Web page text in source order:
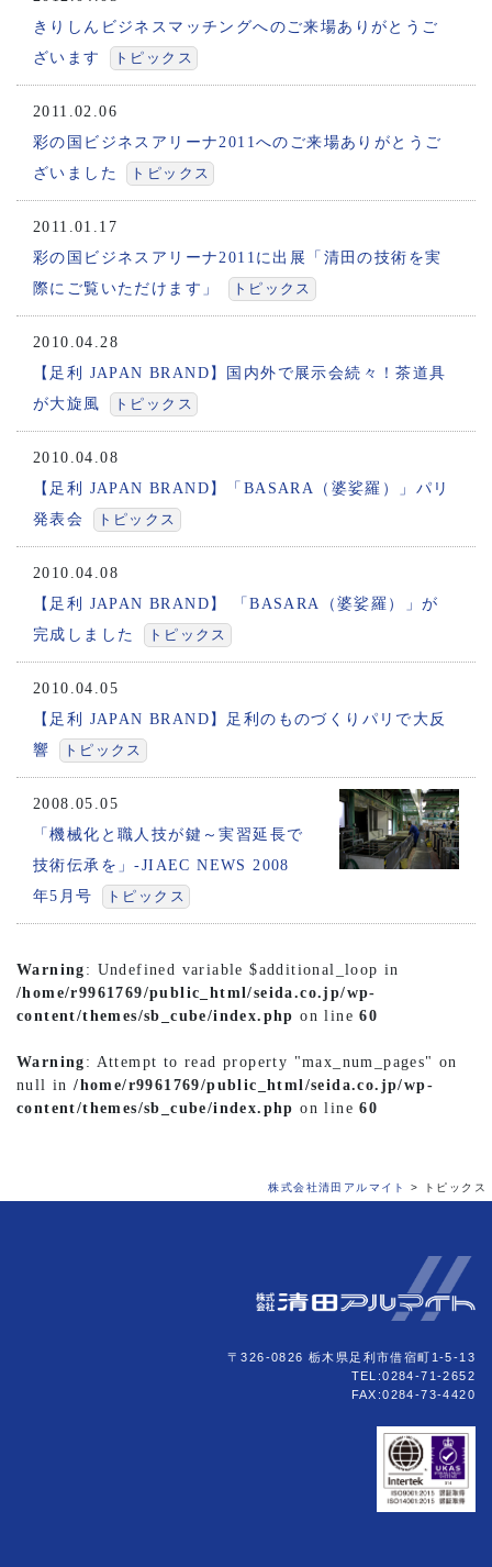
きりしんビジネスマッチングへのご来場ありがとうご
ざいます
トピックス
2011.02.06
彩の国ビジネスアリーナ2011へのご来場ありがとうご
ざいました
トピックス
2011.01.17
彩の国ビジネスアリーナ2011に出展「清田の技術を実
際にご覧いただけます」
トピックス
2010.04.28
【足利 JAPAN BRAND】国内外で展示会続々！茶道具
が大旋風
トピックス
2010.04.08
【足利 JAPAN BRAND】「BASARA（婆娑羅）」パリ
発表会
トピックス
2010.04.08
【足利 JAPAN BRAND】 「BASARA（婆娑羅）」が
完成しました
トピックス
2010.04.05
【足利 JAPAN BRAND】足利のものづくりパリで大反
響
トピックス
2008.05.05
「機械化と職人技が鍵～実習延長で
技術伝承を」-JIAEC NEWS 2008
年5月号
トピックス
Warning : Undefined variable $additional_loop in
/home/r9961769/public_html/seida.co.jp/wp-
content/themes/sb_cube/index.php on line60
Warning : Attempt to read property "max_num_pages" on
null in/home/r9961769/public_html/seida.co.jp/wp-
content/themes/sb_cube/index.php on line60
株式会社清田アルマイト > トピックス
〒326-0826 栃木県足利市借宿町1-5-13
TEL:0284-71-2652
FAX:0284-73-4420